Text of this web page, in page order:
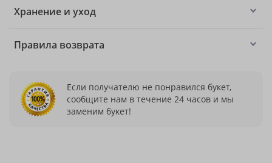
Хранение и уход
Правила возврата
Если получателю не понравился букет,
сообщите нам в течение 24 часов и мы
заменим букет!